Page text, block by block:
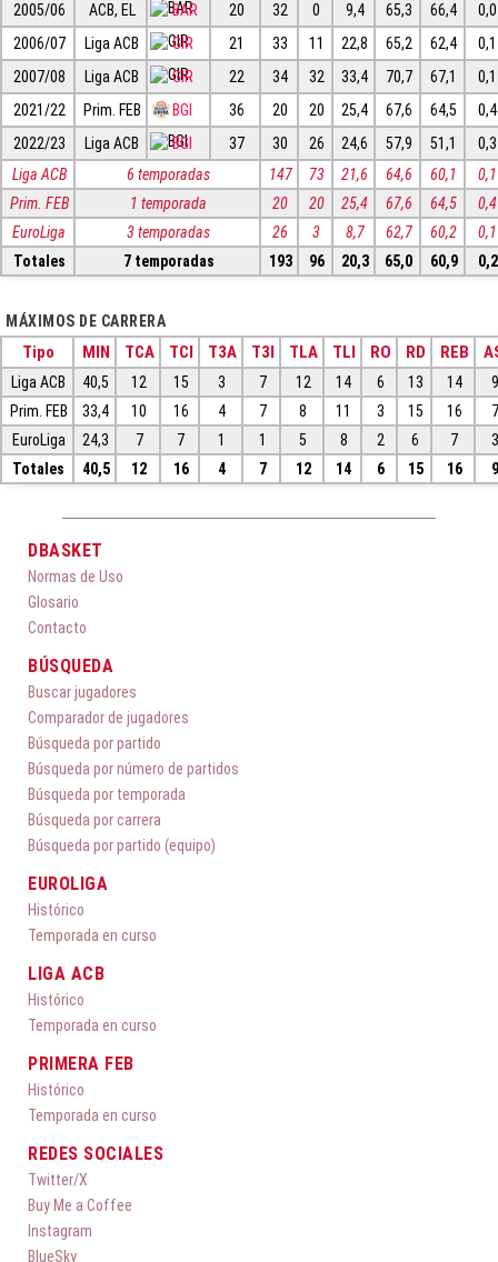
2005/06
ACB, EL BAR 20 32 0 9,4 65,3 66,4
0,0
2006/07
Liga ACB GIR 21 33 11 22,8 65,2 62,4
0,1
2007/08
Liga ACB GIR 22 34 32 33,4 70,7 67,1
0,1
2021/22
Prim. FEB BGI 36 20 20 25,4 67,6 64,5
0,4
2022/23
Liga ACB BGI 37 30 26 24,6 57,9 51,1
0,3
Liga ACB
6 temporadas 147 73 21,6 64,6 60,1
0,1
Prim. FEB
1 temporada 20 20 25,4 67,6 64,5
0,4
EuroLiga
3 temporadas 26 3 8,7 62,7 60,2
0,1
Totales
7 temporadas 193 96 20,3 65,0 60,9 0,2
MÁXIMOS DE CARRERA
Tipo MIN TCA TCI T3A T3I TLA TLI RO RD REB
Liga ACB 40,5 12 15 3 7 12 14 6 13 14
Prim. FEB
33,4 10 16 4 7 8 11 3 15 16
EuroLiga
24,3 7 7 1 1 5 8 2 6 7
Totales
40,5 12 16 4 7 12 14 6 15 16
DBASKET
Normas de Uso
Glosario
Contacto
BÚSQUEDA
Buscar jugadores
Comparador de jugadores
Búsqueda por partido
Búsqueda por número de partidos
Búsqueda por temporada
Búsqueda por carrera
Búsqueda por partido (equipo)
EUROLIGA
Histórico
Temporada en curso
LIGA ACB
Histórico
Temporada en curso
PRIMERA FEB
Histórico
Temporada en curso
REDES SOCIALES
Twitter/X
Buy Me a Coffee
Instagram
BlueSky